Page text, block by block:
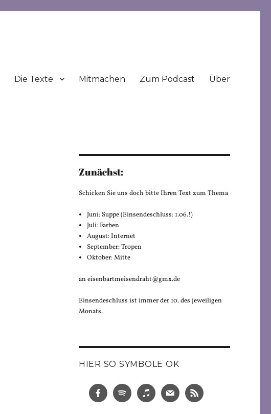
Die Texte Mitmachen Zum Podcast Über
Zunächst:
Schicken Sie uns doch bitte Ihren Text zum Thema
Juni: Suppe (Einsendeschluss: 1.06.!)
Juli: Farben
August: Internet
September: Tropen
Oktober: Mitte
an eisenbartmeisendraht@gmx.de
Einsendeschluss ist immer der 10. des jeweiligen
Monats.
HIER SO SYMBOLE OK